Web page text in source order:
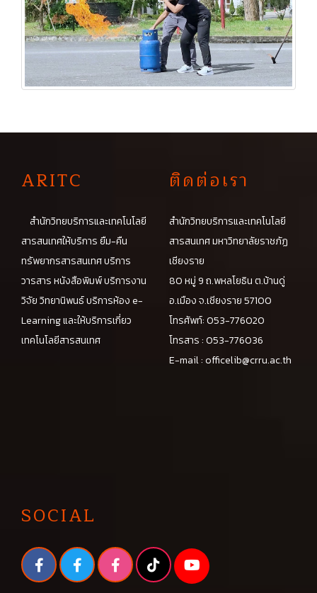
ARITC
สำนักวิทยบริการและเทคโนโลยี
สารสนเทศให้บริการ ยืม-คืน
ทรัพยากรสารสนเทศ บริการ
วารสาร หนังสือพิมพ์ บริการงาน
วิจัย วิทยานิพนธ์ บริการห้อง e-
Learning และให้บริการเกี่ยว
เทคโนโลยีสารสนเทศ
ติดต่อเรา
สำนักวิทยบริการและเทคโนโลยี
สารสนเทศ มหาวิทยาลัยราชภัฏ
เชียงราย
80 หมู่ 9 ถ.พหลโยธิน ต.บ้านดู่
อ.เมือง จ.เชียงราย 57100
โทรศัพท์: 053-776020
โทรสาร : 053-776036
E-mail :officelib@crru.ac.th
SOCIAL